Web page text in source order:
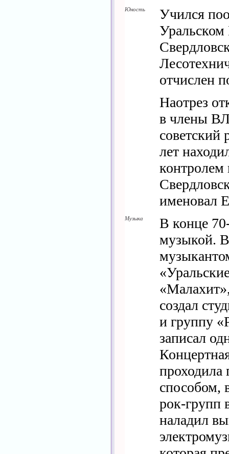
Юность
Учился
отчислен
Наотрез
в члены
советский
лет
контролем
именовал
Музыка
В конце
музыкой.
создал
и группу
записал
проходила
способом,
рок-групп
наладил